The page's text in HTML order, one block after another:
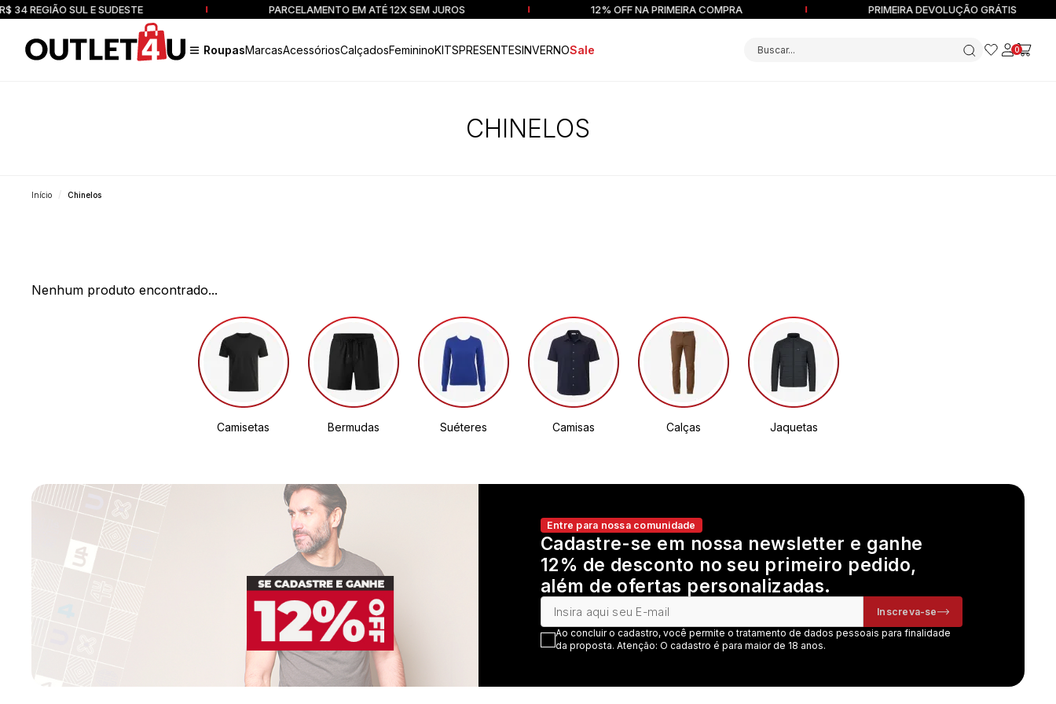
REGIÃO SUL E SUDESTE PARCELAMENTO EM ATÉ 12X SEM JUROS 12% OFF NA PRIMEIRA COMPRA PRIMEIRA DEVOLUÇÃO GRÁTIS
RoupasMarcasAcessóriosCalçadosFemininoKITSPRESENTESINVERNOSale Buscar... 0
CHINELOS
Início Chinelos
Nenhum produto encontrado...
Camisetas Bermudas Suéteres Camisas Calças Jaquetas
Entre para nossa comunidade
Cadastre-se em nossa newsletter e ganhe
12% de desconto no seu primeiro pedido,
além de ofertas personalizadas.
Inscreva-se
Ao concluir o cadastro, você permite o tratamento de dados pessoais para finalidade
da proposta. Atenção: O cadastro é para maior de 18 anos.